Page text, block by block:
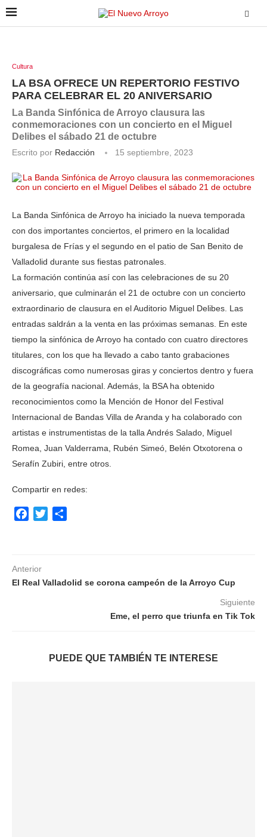
Cultura
LA BSA OFRECE UN REPERTORIO FESTIVO
PARA CELEBRAR EL 20 ANIVERSARIO
La Banda Sinfónica de Arroyo clausura las
conmemoraciones con un concierto en el Miguel
Delibes el sábado 21 de octubre
Escrito por Redacción 15 septiembre, 2023
La Banda Sinfónica de Arroyo ha iniciado la nueva temporada
con dos importantes conciertos, el primero en la localidad
burgalesa de Frías y el segundo en el patio de San Benito de
Valladolid durante sus fiestas patronales.
La formación continúa así con las celebraciones de su 20
aniversario, que culminarán el 21 de octubre con un concierto
extraordinario de clausura en el Auditorio Miguel Delibes. Las
entradas saldrán a la venta en las próximas semanas. En este
tiempo la sinfónica de Arroyo ha contado con cuatro directores
titulares, con los que ha llevado a cabo tanto grabaciones
discográficas como numerosas giras y conciertos dentro y fuera
de la geografía nacional. Además, la BSA ha obtenido
reconocimientos como la Mención de Honor del Festival
Internacional de Bandas Villa de Aranda y ha colaborado con
artistas e instrumentistas de la talla Andrés Salado, Miguel
Romea, Juan Valderrama, Rubén Simeó, Belén Otxotorena o
Serafín Zubiri, entre otros.
Compartir en redes:
Facebook
Twitter
Anterior
El Real Valladolid se corona campeón de la Arroyo Cup
Siguiente
Eme, el perro que triunfa en Tik Tok
PUEDE QUE TAMBIÉN TE INTERESE